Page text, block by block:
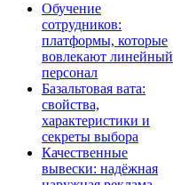
Обучение
сотрудников:
платформы, которые
вовлекают линейный
персонал
Базальтовая вата:
свойства,
характеристики и
секреты выбора
Качественные
вывески: надёжная